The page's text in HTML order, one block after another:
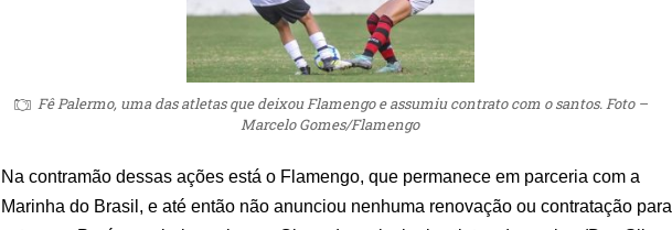
Fê Palermo, uma das atletas que deixou Flamengo e assumiu contrato com o santos. Foto –
Marcelo Gomes/Flamengo
Na contramão dessas ações está o Flamengo, que permanece em parceria com a
Marinha do Brasil, e até então não anunciou nenhuma renovação ou contratação para